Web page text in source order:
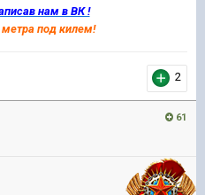
нам в ВК !
под килем!
2
61